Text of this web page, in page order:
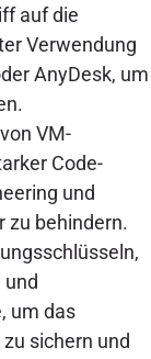
auf die
Verwendung
AnyDesk, um
VM-
Code-
und
zu behindern.
und
um das
sichern und